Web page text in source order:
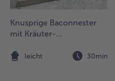
Knusprige Baconnester
mit Kräuter-
und Granatapfel
leicht 30min